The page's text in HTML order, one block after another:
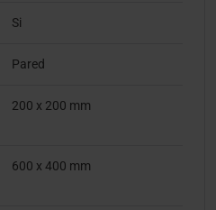
Si
Pared
200 x 200 mm
600 x 400 mm